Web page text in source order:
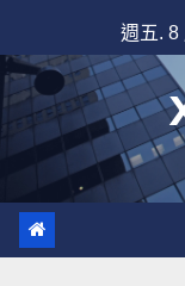
to
content
週五. 8